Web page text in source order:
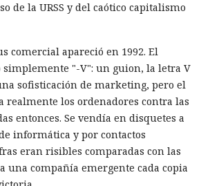
de la URSS y del caótico capitalismo
comercial apareció en 1992. El
simplemente "-V": un guion, la letra V
sofisticación de marketing, pero el
realmente los ordenadores contra las
entonces. Se vendía en disquetes a
informática y por contactos
eran risibles comparadas con las
una compañía emergente cada copia